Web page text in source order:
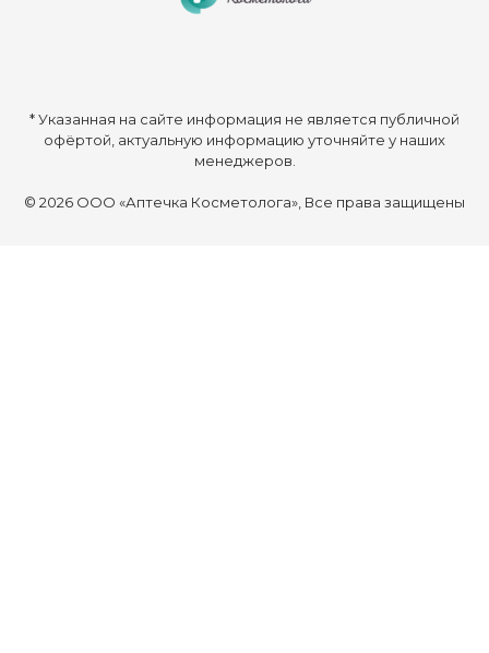
* Указанная на сайте информация не является публичной
офёртой, актуальную информацию уточняйте у наших
менеджеров.
© 2026 ООО «Аптечка Косметолога», Все права защищены